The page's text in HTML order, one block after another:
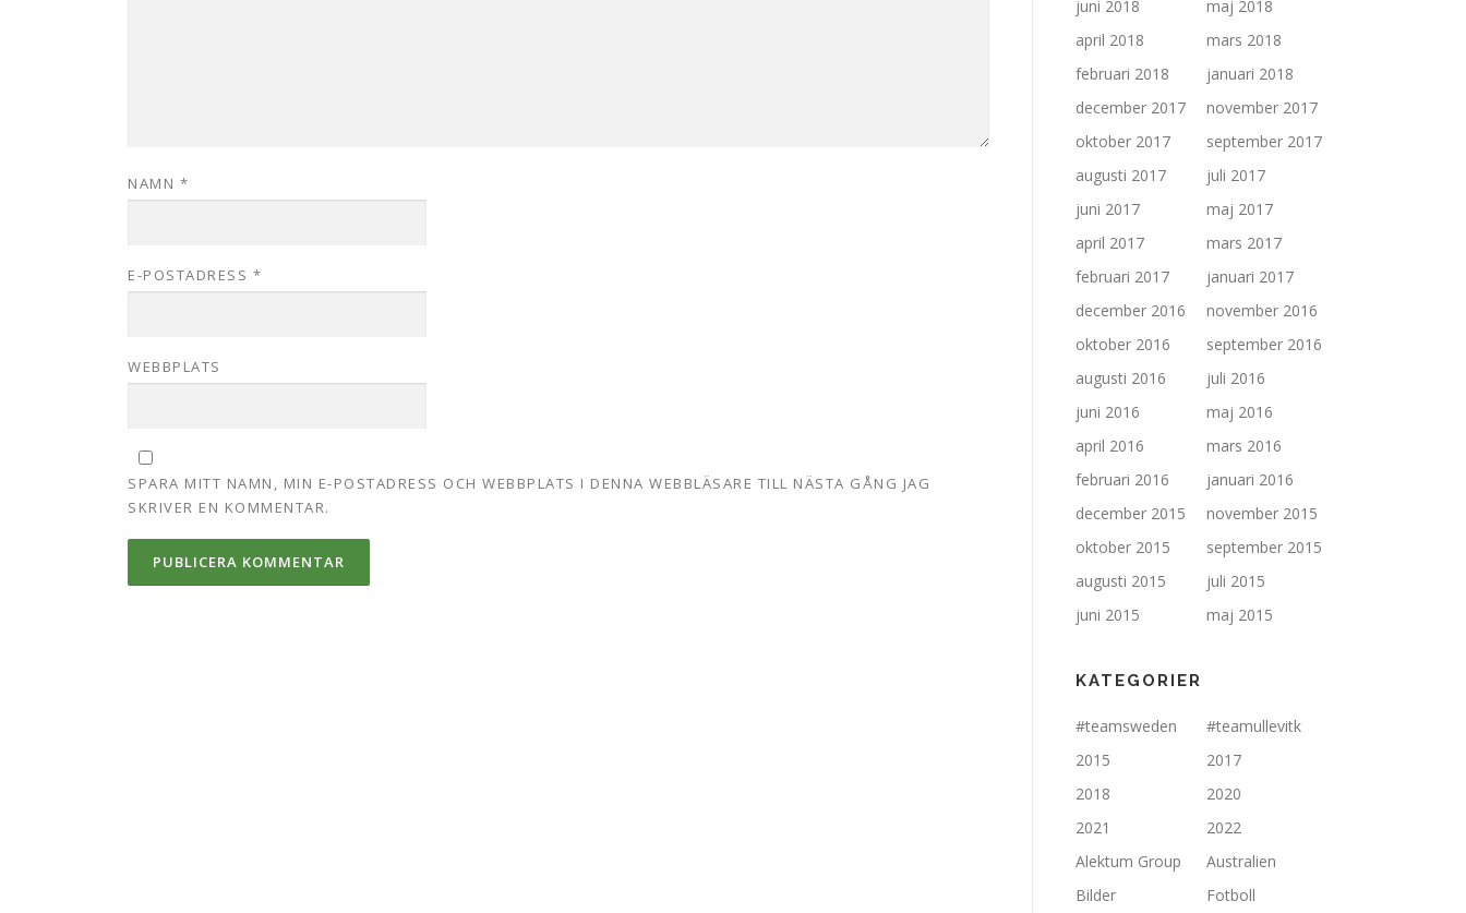
NAMN *
E-POSTADRESS *
WEBBPLATS
SPARA MITT NAMN, MIN E-POSTADRESS OCH WEBBPLATS I DENNA WEBBLÄSARE TILL NÄSTA GÅNG JAG
SKRIVER EN KOMMENTAR.
juni 2018
maj 2018
april 2018
mars 2018
februari 2018
januari 2018
december 2017
november 2017
oktober 2017
september 2017
augusti 2017
juli 2017
juni 2017
maj 2017
april 2017
mars 2017
februari 2017
januari 2017
december 2016
november 2016
oktober 2016
september 2016
augusti 2016
juli 2016
juni 2016
maj 2016
april 2016
mars 2016
februari 2016
januari 2016
december 2015
november 2015
oktober 2015
september 2015
augusti 2015
juli 2015
juni 2015
maj 2015
KATEGORIER
#teamsweden
#teamullevitk
2015
2017
2018
2020
2021
2022
Alektum Group
Australien
Bilder
Fotboll